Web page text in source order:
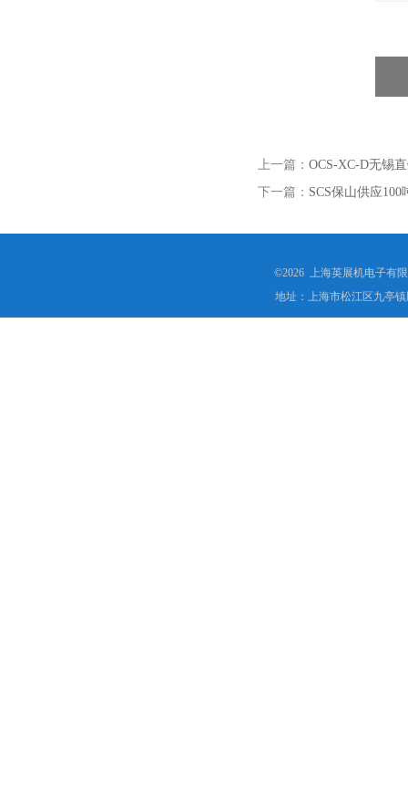
上一篇： OCS-XC-D无锡
下一篇： SCS保山供应
©2026 上海英展机电子有
地址：上海市松江区九亭镇